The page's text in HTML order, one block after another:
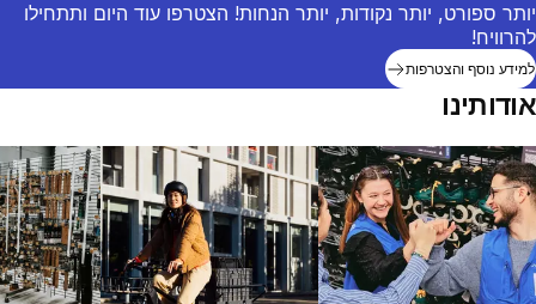
יותר ספורט, יותר נקודות, יותר הנחות! הצטרפו עוד היום ותתחילו
להרוויח!
למידע נוסף והצטרפות
אודותינו